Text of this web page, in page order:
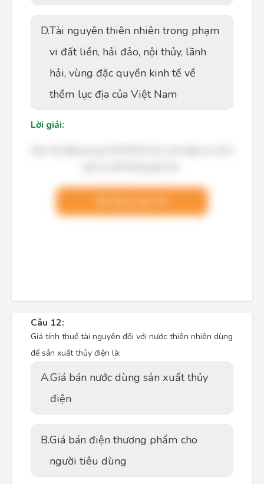
D.Tài nguyên thiên nhiên trong phạm
vi đất liền, hải đảo, nội thủy, lãnh
hải, vùng đặc quyền kinh tế về
thềm lục địa của Việt Nam
Lời giải:
Câu 12:
Giá tính thuế tài nguyên đối với nước thiên nhiên dùng
để sản xuất thủy điện là:
A.Giá bán nước dùng sản xuất thủy
điện
B.Giá bán điện thương phẩm cho
người tiêu dùng